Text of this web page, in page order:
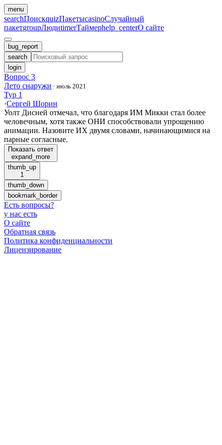
menu
searchПоискquizПакетыcasinoСлучайный
пакетgroupЛюдиtimerТаймерhelp_centerО сайте
bug_report
search
login
Вопрос 3
Лето снаружи · июль 2021
Тур 1
·Сергей Шорин
Уолт Дисней отмечал, что благодаря ИМ Микки стал более
человечным, хотя также ОНИ способствовали упрощению
анимации. Назовите ИХ двумя словами, начинающимися на
парные согласные.
Показать ответ
expand_more
thumb_up
1
thumb_down
bookmark_border
Есть вопросы?
у нас есть
О сайте
Обратная связь
Политика конфиденциальности
Лицензирование